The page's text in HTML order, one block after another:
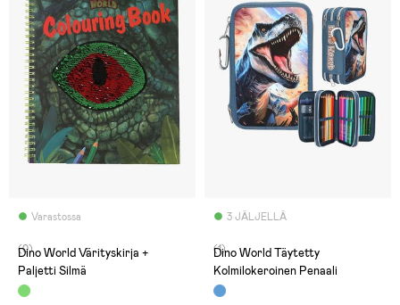
Varastossa
(0)
Dino World Värityskirja +
Paljetti Silmä
3 JÄLJELLÄ
(1)
Dino World Täytetty
Kolmilokeroinen Penaali